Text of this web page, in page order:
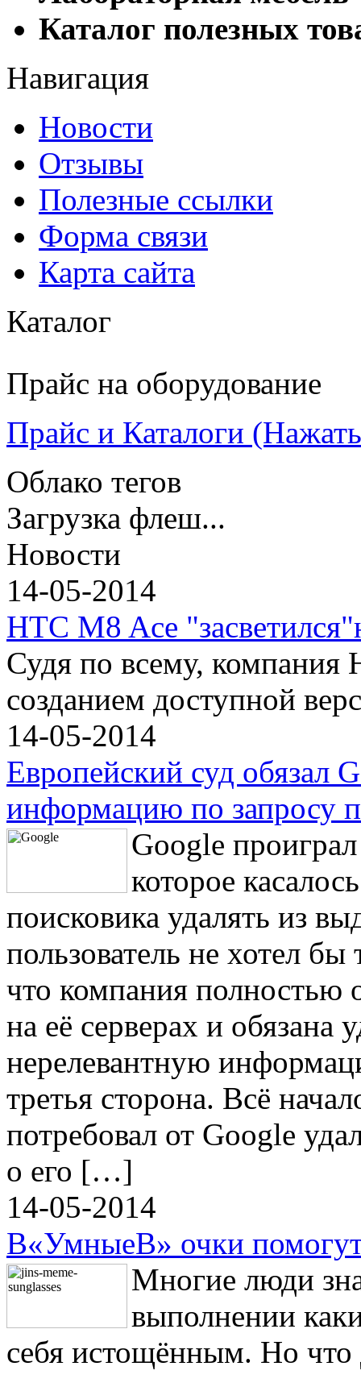
Каталог полезных
Навигация
Новости
Отзывы
Полезные ссылки
Форма связи
Карта сайта
Каталог
Прайс на оборудование
Прайс и Каталоги
Облако тегов
Загрузка флеш...
Новости
14-05-2014
HTC M8 Ace
Судя по всему, компания
созданием доступной
14-05-2014
Европейский суд обязал
информацию по запросу
Google
которое
поисковика удалять из
пользователь не хотел
что компания полностью
на её серверах и обязана
нерелевантную
третья сторона. Всё
потребовал от Google
о его […]
14-05-2014
В«УмныеВ» очки
Многие люди
выполнении
себя истощённым. Но что